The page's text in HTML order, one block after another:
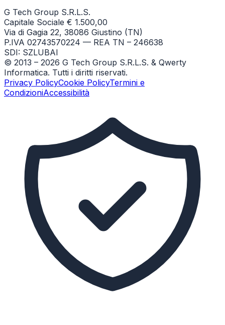
G Tech Group S.R.L.S.
Capitale Sociale € 1.500,00
Via di Gagia 22, 38086 Giustino (TN)
P.IVA 02743570224 — REA TN – 246638
SDI: SZLUBAI
© 2013 – 2026 G Tech Group S.R.L.S. & Qwerty
Informatica. Tutti i diritti riservati.
Privacy PolicyCookie PolicyTermini e
CondizioniAccessibilità